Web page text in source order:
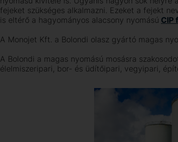
fejeket szükséges alkalmazni. Ezeket a fejekt
is eltérő a hagyományos alacsony nyomású CIP
A Monojet Kft. a Bolondi olasz gyártó magas
A Bolondi a magas nyomású mosásra
élelmiszeripari, bor- és üdítőipari, vegyipari,